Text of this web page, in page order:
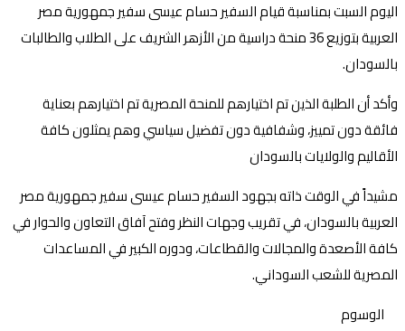
اليوم السبت بمناسبة قيام السفير حسام عيسى سفير جمهورية مصر
العربية بتوزيع 36 منحة دراسية من الأزهر الشريف على الطلاب والطالبات
بالسودان.
وأكد أن الطلبة الذين تم اختيارهم للمنحة المصرية تم اختيارهم بعناية
فائقة دون تمييز، وشفافية دون تفضيل سياسي وهم يمثلون كافة
الأقاليم والولايات بالسودان
مشيداً في الوقت ذاته بجهود السفير حسام عيسى سفير جمهورية مصر
العربية بالسودان، في تقريب وجهات النظر وفتح آفاق التعاون والحوار في
كافة الأصعدة والمجالات والقطاعات، ودوره الكبير في المساعدات
المصرية للشعب السوداني.
الوسوم